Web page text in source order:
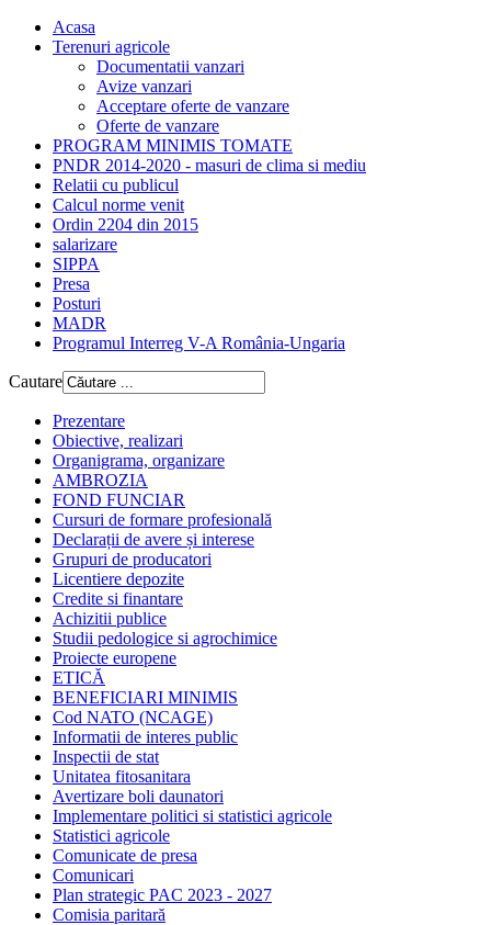
Acasa
Terenuri agricole
Documentatii vanzari
Avize vanzari
Acceptare oferte de vanzare
Oferte de vanzare
PROGRAM MINIMIS TOMATE
PNDR 2014-2020 - masuri de clima si mediu
Relatii cu publicul
Calcul norme venit
Ordin 2204 din 2015
salarizare
SIPPA
Presa
Posturi
MADR
Programul Interreg V-A România-Ungaria
Cautare
Prezentare
Obiective, realizari
Organigrama, organizare
AMBROZIA
FOND FUNCIAR
Cursuri de formare profesională
Declarații de avere și interese
Grupuri de producatori
Licentiere depozite
Credite si finantare
Achizitii publice
Studii pedologice si agrochimice
Proiecte europene
ETICĂ
BENEFICIARI MINIMIS
Cod NATO (NCAGE)
Informatii de interes public
Inspectii de stat
Unitatea fitosanitara
Avertizare boli daunatori
Implementare politici si statistici agricole
Statistici agricole
Comunicate de presa
Comunicari
Plan strategic PAC 2023 - 2027
Comisia paritară